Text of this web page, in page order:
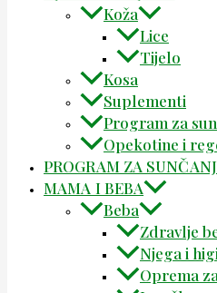
Koža
Lice
Tijelo
Kosa
Suplementi
Program za
Opekotine i
PROGRAM ZA
MAMA I BEBA
Beba
Zdravlje
Njega i
Oprema